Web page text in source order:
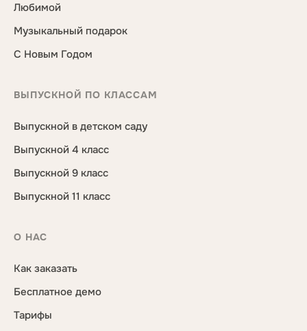
Любимой
Музыкальный подарок
С Новым Годом
ВЫПУСКНОЙ ПО КЛАССАМ
Выпускной в детском саду
Выпускной 4 класс
Выпускной 9 класс
Выпускной 11 класс
О НАС
Как заказать
Бесплатное демо
Тарифы